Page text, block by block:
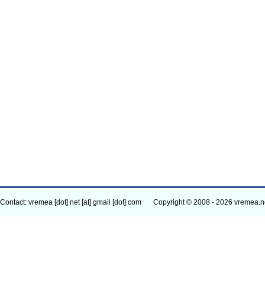
Contact: vremea [dot] net [at] gmail [dot] com Copyright © 2008 - 2026